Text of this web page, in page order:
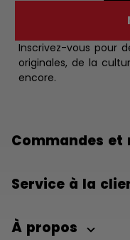
Inscrivez-vous pour
originales, de la
encore.
Commandes et
Service à la
À propos